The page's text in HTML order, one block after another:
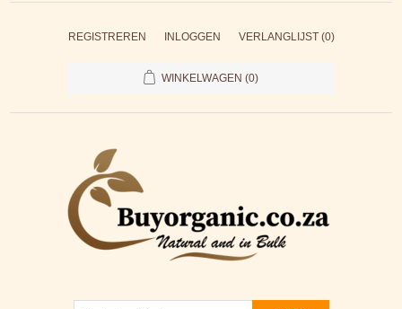
REGISTREREN INLOGGEN VERLANGLIJST (0)
WINKELWAGEN (0)